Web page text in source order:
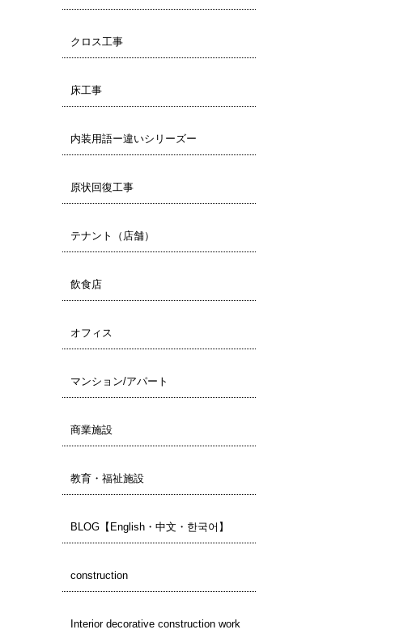
クロス工事
床工事
内装用語ー違いシリーズー
原状回復工事
テナント（店舗）
飲食店
オフィス
マンション/アパート
商業施設
教育・福祉施設
BLOG【English・中文・한국어】
construction
Interior decorative construction work